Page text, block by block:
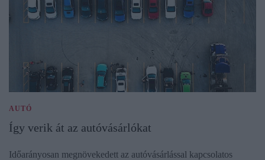
AUTÓ
Így verik át az autóvásárlókat
Időarányosan megnövekedett az autóvásárlással kapcsolatos